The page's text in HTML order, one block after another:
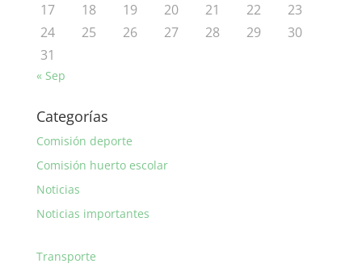
17
18 19 20 21 22
23
24
25 26 27 28 29
30
31
« Sep
Categorías
Comisión deporte
Comisión huerto escolar
Noticias
Noticias importantes
Transporte